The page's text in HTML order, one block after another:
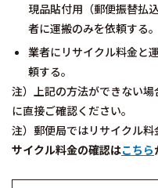
現品貼付用（郵便振替払
者に運搬のみを依頼する
業者にリサイクル料金と
頼する。
注）上記の方法ができない
に直接ご確認ください。
注）郵便局ではリサイクル料
サイクル料金の確認はこちら